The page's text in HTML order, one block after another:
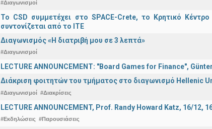
#Διαγωνισμοί
Το CSD συμμετέχει στο SPACE-Crete, το Κρητικό
συντονίζεται από το ΙΤΕ
Διαγωνισμός «Η διατριβή μου σε 3 λεπτά»
#Διαγωνισμοί
LECTURE ANNOUNCEMENT: "Board Games for Finance",
Διάκριση φοιτητών του τμήματος στο διαγωνισμό Hellenic
#Διαγωνισμοί #Διακρίσεις
LECTURE ANNOUNCEMENT, Prof. Randy Howard Katz, 16/12,
#Εκδηλώσεις #Παρουσιάσεις